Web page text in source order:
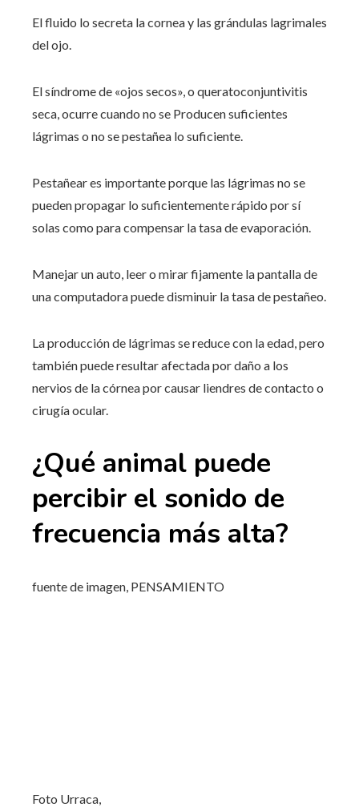
El fluido lo secreta la cornea y las grándulas lagrimales
del ojo.
El síndrome de «ojos secos», o queratoconjuntivitis
seca, ocurre cuando no se Producen suficientes
lágrimas o no se pestañea lo suficiente.
Pestañear es importante porque las lágrimas no se
pueden propagar lo suficientemente rápido por sí
solas como para compensar la tasa de evaporación.
Manejar un auto, leer o mirar fijamente la pantalla de
una computadora puede disminuir la tasa de pestañeo.
La producción de lágrimas se reduce con la edad, pero
también puede resultar afectada por daño a los
nervios de la córnea por causar liendres de contacto o
cirugía ocular.
¿Qué animal puede
percibir el sonido de
frecuencia más alta?
fuente de imagen, PENSAMIENTO
Foto Urraca,